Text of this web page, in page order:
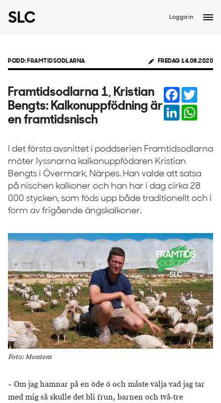
Logga in
PODD: FRAMTIDSODLARNA FREDAG 14.08.2020
Framtidsodlarna 1, Kristian
Bengts: Kalkonuppfödning är
en framtidsnisch
Facebook
LinkedIn
I det första avsnittet i poddserien Framtidsodlarna
möter lyssnarna kalkonuppfödaren Kristian
Bengts i Övermark, Närpes. Han valde att satsa
på nischen kalkoner och han har i dag cirka 28
000 stycken, som föds upp både traditionellt och i
form av frigående ängskalkoner.
Foto: Montem
– Om jag hamnar på en öde ö och måste välja vad jag tar
med mig så skulle det bli frun, barnen och två-tre